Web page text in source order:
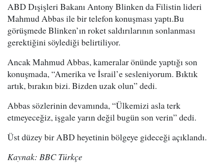
ABD Dışişleri Bakanı Antony Blinken da Filistin lideri
Mahmud Abbas ile bir telefon konuşması yaptı.Bu
görüşmede Blinken’ın roket saldırılarının sonlanması
gerektiğini söylediği belirtiliyor.
Ancak Mahmud Abbas, kameralar önünde yaptığı son
konuşmada, “Amerika ve İsrail’e sesleniyorum. Bıktık
artık, bırakın bizi. Bizden uzak olun” dedi.
Abbas sözlerinin devamında, “Ülkemizi asla terk
etmeyeceğiz, işgale yarın değil bugün son verin” dedi.
Üst düzey bir ABD heyetinin bölgeye gideceği açıklandı.
Kaynak: BBC Türkçe